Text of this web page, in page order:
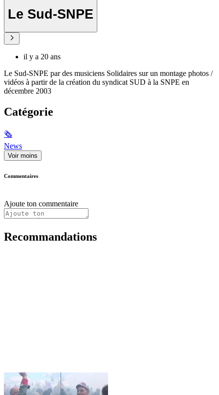
Le Sud-SNPE
il y a 20 ans
Le Sud-SNPE par des musiciens Solidaires sur un montage photos /
vidéos à partir de la création du syndicat SUD à la SNPE en
décembre 2003
Catégorie
🗞
News
Voir moins
Commentaires
Ajoute ton commentaire
Recommandations